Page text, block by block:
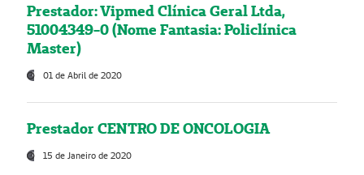
Prestador: Vipmed Clínica Geral Ltda,
51004349-0 (Nome Fantasia: Policlínica
Master)
01 de Abril de 2020
Prestador CENTRO DE ONCOLOGIA
15 de Janeiro de 2020